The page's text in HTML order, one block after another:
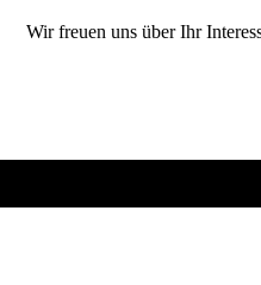
Wir freuen uns über Ihr